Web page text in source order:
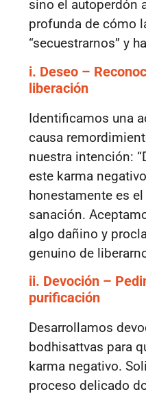
sino el autoperdón
profunda de cómo
“secuestrarnos” y
i. Deseo –
liberación
Identificamos una
causa
nuestra intención:
este karma
honestamente es
sanación.
algo dañino y
genuino de
ii. Devoción –
purificación
Desarrollamos
bodhisattvas para
karma negativo.
proceso delicado